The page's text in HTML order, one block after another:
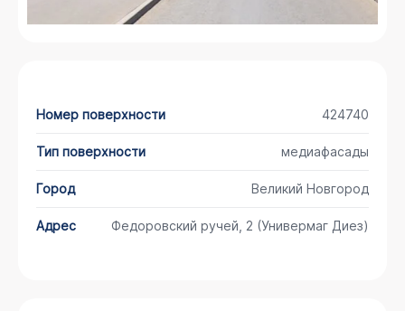
Номер поверхности 424740
Тип поверхности медиафасады
Город Великий Новгород
Адрес Федоровский ручей, 2 (Универмаг Диез)